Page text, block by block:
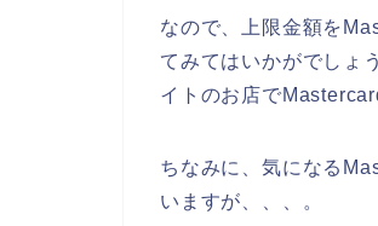
なので、上限金額を
てみてはいかがでしょ
イトのお店で
ちなみに、気になる
いますが、、、。